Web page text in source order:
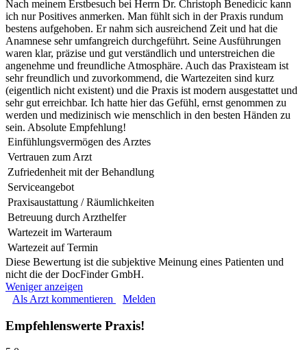
Nach meinem Erstbesuch bei Herrn Dr. Christoph Benedicic kann
ich nur Positives anmerken. Man fühlt sich in der Praxis rundum
bestens aufgehoben. Er nahm sich ausreichend Zeit und hat die
Anamnese sehr umfangreich durchgeführt. Seine Ausführungen
waren klar, präzise und gut verständlich und unterstreichen die
angenehme und freundliche Atmosphäre. Auch das Praxisteam ist
sehr freundlich und zuvorkommend, die Wartezeiten sind kurz
(eigentlich nicht existent) und die Praxis ist modern ausgestattet und
sehr gut erreichbar. Ich hatte hier das Gefühl, ernst genommen zu
werden und medizinisch wie menschlich in den besten Händen zu
sein. Absolute Empfehlung!
Einfühlungsvermögen des Arztes
Vertrauen zum Arzt
Zufriedenheit mit der Behandlung
Serviceangebot
Praxisaustattung / Räumlichkeiten
Betreuung durch Arzthelfer
Wartezeit im Warteraum
Wartezeit auf Termin
Diese Bewertung ist die subjektive Meinung eines Patienten und
nicht die der DocFinder GmbH.
Weniger anzeigen
Als Arzt kommentieren
Melden
Empfehlenswerte Praxis!